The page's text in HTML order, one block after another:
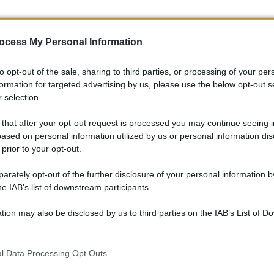
My Personal Information
opt-out of the sale, sharing to third parties, or processing of your
for targeted advertising by us, please use the below opt-out
selection.
that after your opt-out request is processed you may continue seeing
on personal information utilized by us or personal information
to your opt-out.
opt-out of the further disclosure of your personal information
IAB’s list of downstream participants.
may also be disclosed by us to third parties on the IAB’s List of
including but not limited to your visit or usage behaviour. You may
Data Processing Opt Outs
Racing sono pronti a dare battaglia. Sebbene non
tutto può succedere! Chi è pronto a scommettere su di
e colpi di scena. Con la storia del circuito e la pressione